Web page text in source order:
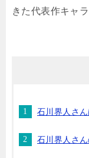
きた代表作キャ
石川界人さ
石川界人さ